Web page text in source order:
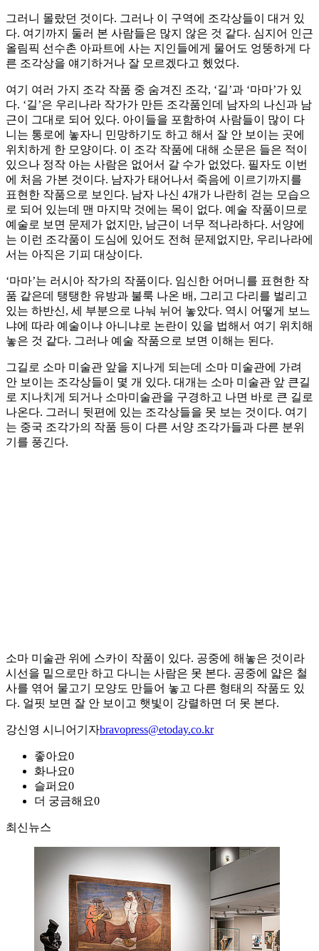
그러니 몰랐던 것이다. 그러나 이 구역에 조각상들이 대거 있
다. 여기까지 둘러 본 사람들은 많지 않은 것 같다. 심지어 인근
올림픽 선수촌 아파트에 사는 지인들에게 물어도 엉뚱하게 다
른 조각상을 얘기하거나 잘 모르겠다고 헸었다.
여기 여러 가지 조각 작품 중 숨겨진 조각, ‘길’과 ‘마마’가 있
다. ‘길’은 우리나라 작가가 만든 조각품인데 남자의 나신과 남
근이 그대로 되어 있다. 아이들을 포함하여 사람들이 많이 다
니는 통로에 놓자니 민망하기도 하고 해서 잘 안 보이는 곳에
위치하게 한 모양이다. 이 조각 작품에 대해 소문은 들은 적이
있으나 정작 아는 사람은 없어서 갈 수가 없었다. 필자도 이번
에 처음 가본 것이다. 남자가 태어나서 죽음에 이르기까지를
표현한 작품으로 보인다. 남자 나신 4개가 나란히 걷는 모습으
로 되어 있는데 맨 마지막 것에는 목이 없다. 예술 작품이므로
예술로 보면 문제가 없지만, 남근이 너무 적나라하다. 서양에
는 이런 조각품이 도심에 있어도 전혀 문제없지만, 우리나라에
서는 아직은 기피 대상이다.
‘마마’는 러시아 작가의 작품이다. 임신한 어머니를 표현한 작
품 같은데 탱탱한 유방과 불룩 나온 배, 그리고 다리를 벌리고
있는 하반신, 세 부분으로 나눠 뉘어 놓았다. 역시 어떻게 보느
냐에 따라 예술이냐 아니냐로 논란이 있을 법해서 여기 위치해
놓은 것 같다. 그러나 예술 작품으로 보면 이해는 된다.
그길로 소마 미술관 앞을 지나게 되는데 소마 미술관에 가려
안 보이는 조각상들이 몇 개 있다. 대개는 소마 미술관 앞 큰길
로 지나치게 되거나 소마미술관을 구경하고 나면 바로 큰 길로
나온다. 그러니 뒷편에 있는 조각상들을 못 보는 것이다. 여기
는 중국 조각가의 작품 등이 다른 서양 조각가들과 다른 분위
기를 풍긴다.
소마 미술관 위에 스카이 작품이 있다. 공중에 해놓은 것이라
시선을 밑으로만 하고 다니는 사람은 못 본다. 공중에 얇은 철
사를 엮어 물고기 모양도 만들어 놓고 다른 형태의 작품도 있
다. 얼핏 보면 잘 안 보이고 햇빛이 강렬하면 더 못 본다.
강신영 시니어기자bravopress@etoday.co.kr
좋아요0
화나요0
슬퍼요0
더 궁금해요0
최신뉴스